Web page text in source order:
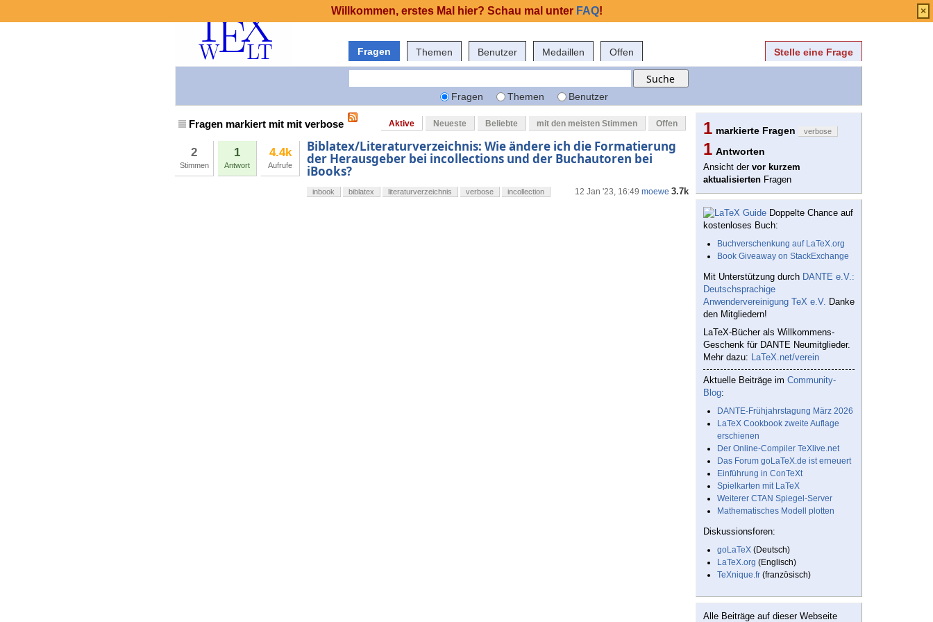
Fragen Themen Benutzer Medaillen Offen Stelle eine Frage
Fragen Themen Benutzer
Fragen markiert mit mit verbose Aktive Neueste Beliebte mit den meisten Stimmen Offen
2
Stimmen
1
Antwort
4.4k
Aufrufe
Biblatex/Literaturverzeichnis: Wie ändere ich die Formatierung
der Herausgeber bei incollections und der Buchautoren bei
iBooks?
12 Jan '23, 16:49 moewe 3.7k
inbook biblatex literaturverzeichnis verbose incollection
1 markierte Fragen verbose
1 Antworten
Ansicht der vor kurzem
aktualisierten Fragen
Doppelte Chance auf
kostenloses Buch:
Buchverschenkung auf LaTeX.org
Book Giveaway on StackExchange
Mit Unterstützung durch DANTE e.V.:
Deutschsprachige
Anwendervereinigung TeX e.V. Danke
den Mitgliedern!
LaTeX-Bücher als Willkommens-
Geschenk für DANTE Neumitglieder.
Mehr dazu: LaTeX.net/verein
Aktuelle Beiträge im Community-
Blog:
DANTE-Frühjahrstagung März 2026
LaTeX Cookbook zweite Auflage
erschienen
Der Online-Compiler TeXlive.net
Das Forum goLaTeX.de ist erneuert
Einführung in ConTeXt
Spielkarten mit LaTeX
Weiterer CTAN Spiegel-Server
Mathematisches Modell plotten
Diskussionsforen:
goLaTeX (Deutsch)
LaTeX.org (Englisch)
TeXnique.fr (französisch)
Alle Beiträge auf dieser Webseite
Willkommen, erstes Mal hier? Schau mal unter FAQ! ×